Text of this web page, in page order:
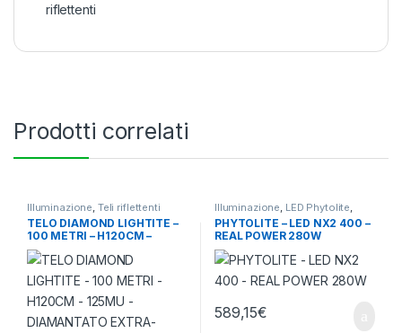
riflettenti
Prodotti correlati
Illuminazione Teli riflettenti
TELO DIAMOND LIGHTITE –
100 METRI – H120CM –
125MU – DIAMANTATO
EXTRA-RESISTENTE
Illuminazione LED Phytolite
Luci a Led
PHYTOLITE – LED NX2 400 –
REAL POWER 280W
589,15€